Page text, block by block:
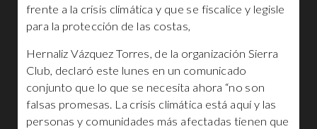
frente a la crisis climática y que se fiscalice y legisle
para la protección de las costas,
Hernaliz Vázquez Torres, de la organización Sierra
Club, declaró este lunes en un comunicado
conjunto que lo que se necesita ahora “no son
falsas promesas. La crisis climática está aquí y las
personas y comunidades más afectadas tienen que